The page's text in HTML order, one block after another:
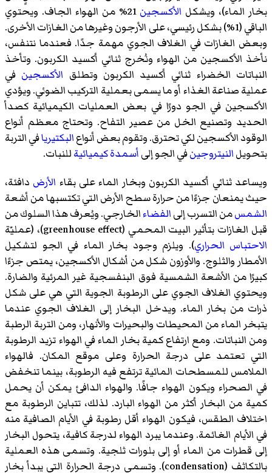
بخار الماء)، ويشكل الأكسجين
21% من الهواء الجاف. ويحتوي
الباقي (1%) بشكل رئيسي، على الأرجون وغيرها من الغازات الأخرى.
وبعض الغازات في الغلاف الجوي مهمة جدًا. فعندما نتنفس،
نأخذ الأكسجين من الهواء ونُخرج ثنائي أكسيد الكربون. وتأخذ
النباتات الخضراء ثنائي أكسيد الكربون وتطلق الأكسجين في
عملية صناعة الغذاء أو ما يسمى بعملية التركيب الضوئي. ويؤدي
الأكسجين في الجو دورًا في بعض العمليات الكيميائية كصدأ
الحديد وتصنيع الخل من عصير التفاح. وتحتاج معظم أنواع
الوقود الأكسجين لكي تحترق. وتقوم بعض أنواعالبكتيريافي التربة
بتحويلالنيتروجينفي الجو إلىأسمدة كيميائيةللنبات.
ويساعد ثنائي أكسيد الكربون وبخار الماء على بقاء الأرض دافئة،
حيث يمنعان جزءًا من حرارة سطح الأرض التي تكتسبها من أشعة
الشمسمن التسرب إلىالفضاءالخارجي. ويُعرف هذا السلوك من
قبل الغازات بتأثير البيت المحمي (greenhouse effect)، (عمليّة
الاحتباس الحراري). ويلزم وجود بخار الماء في الجو لتشكيل
الأمطار والثلوج. والأوزون شكل من أشكال الأكسجين، يمتص جزءًا
كبيرًا من الأشعة الشمسية فوق البنفسجية غير المرئية والضارة.
ويحتوي الغلاف الجوي على الرطوبة الجوية التي هي على شكل
ذرات من بخار الماء. ويدخل البخار إلى الغلاف الجوي عندما
يتبخر الماء من المحيطات والبحيرات والأنهار، ومن التربة الرطبة
ومن النباتات. ومع ارتفاع كمية بخار الماء في الهواء تزيد الرطوبة
التي تعتمد على درجة الحرارة وعلى موقع المكان. فالهواء
الملامس للمسطحات المائية ترتفع فيه الرطوبة، بينما تنخفض
في الصحراء ويكون الهواء جافًا. والهواء الدافئ يمكن أن يحمل
كمية من البخار أكثر من الهواء البارد. لذلك، تتباين الرطوبة مع
اختلاف الطقس، فيكون الهواء أقل رطوبة في الأيام الصافية منه
في الأيام الغائمة. وعندما يبرد الهواء لدرجة كافية، يتحول البخار
إلى قطرات من الماء أو إلى بلورات ثلجية. وتسمى هذه العملية
بالتكاثف (condensation). وتسمى درجة الحرارة التي يبدأ بخار